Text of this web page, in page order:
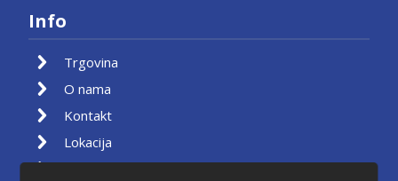
Info
Trgovina
O nama
Kontakt
Lokacija